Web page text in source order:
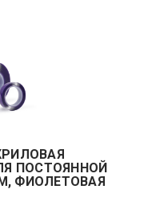
ПОСТОЯННОЙ
ФИОЛЕТОВАЯ